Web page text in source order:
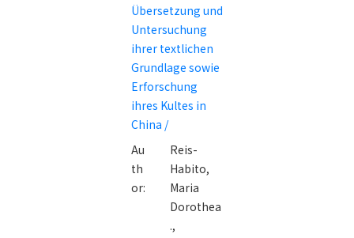
Übersetzung und
Untersuchung
ihrer textlichen
Grundlage sowie
Erforschung
ihres Kultes in
China /
Au
th
or:
Reis-
Habito,
Maria
Dorothea
.,